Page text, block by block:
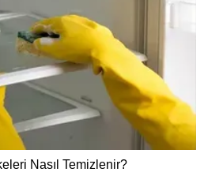
Nasıl Temizlenir?